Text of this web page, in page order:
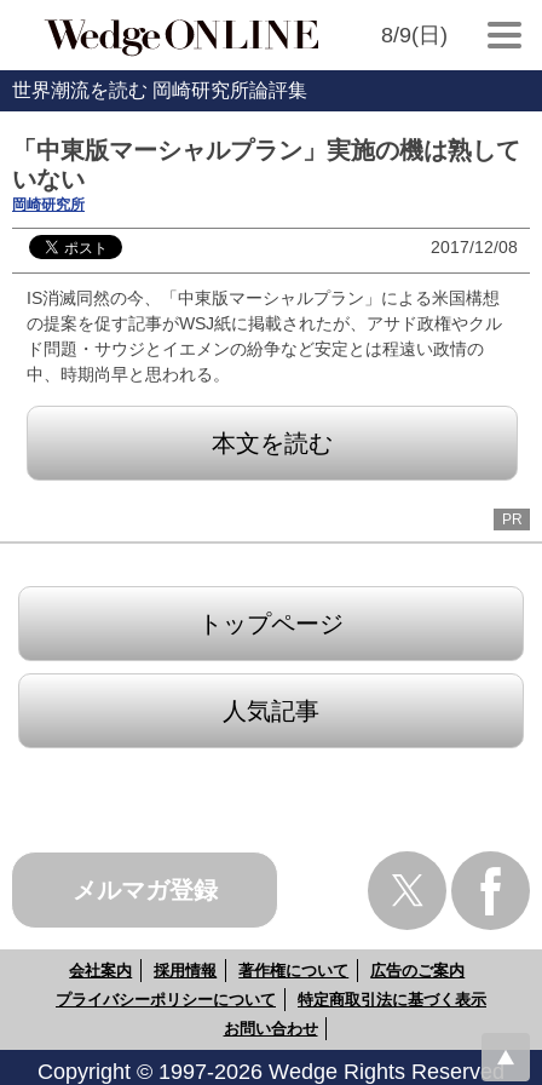
8/9(日)
世界潮流を読む 岡崎研究所論評集
「中東版マーシャルプラン」実施の機は熟して
いない
岡崎研究所
2017/12/08
IS消滅同然の今、「中東版マーシャルプラン」による米国構想
の提案を促す記事がWSJ紙に掲載されたが、アサド政権やクル
ド問題・サウジとイエメンの紛争など安定とは程遠い政情の
中、時期尚早と思われる。
本文を読む
PR
トップページ
人気記事
メルマガ登録
会社案内 採用情報 著作権について
広告のご案内
プライバシーポリシーについて
特定商取引法に基づく表示
お問い合わせ
Copyright © 1997-2026 Wedge Rights Reserved